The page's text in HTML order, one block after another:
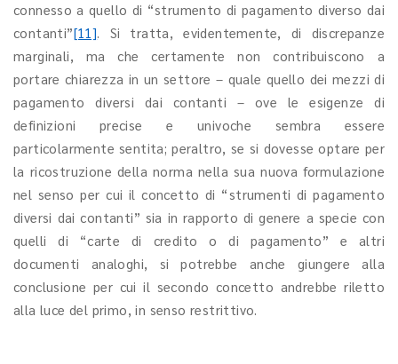
connesso a quello di “strumento di pagamento diverso dai
contanti”[11]. Si tratta, evidentemente, di discrepanze
marginali, ma che certamente non contribuiscono a
portare chiarezza in un settore – quale quello dei mezzi di
pagamento diversi dai contanti – ove le esigenze di
definizioni precise e univoche sembra essere
particolarmente sentita; peraltro, se si dovesse optare per
la ricostruzione della norma nella sua nuova formulazione
nel senso per cui il concetto di “strumenti di pagamento
diversi dai contanti” sia in rapporto di genere a specie con
quelli di “carte di credito o di pagamento” e altri
documenti analoghi, si potrebbe anche giungere alla
conclusione per cui il secondo concetto andrebbe riletto
alla luce del primo, in senso restrittivo.